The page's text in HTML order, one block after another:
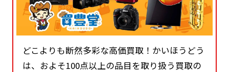
どこよりも断然多彩な高価買取！かいほうどう
は、およそ100点以上の品目を取り扱う買取の